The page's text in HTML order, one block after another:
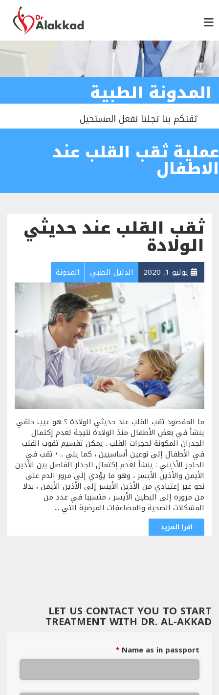
المدونة الطبية
ثقتكم بنا تجلنا نفعل المستحيل
عملية ثقب القلب عند
الاطفال
ثقب القلب عند حديثي
الولادة
يوليو 1, 2020 الدليل الطبي المدونة
ما المقصود ثقب القلب عند حديثي الولادة ؟ هو عيب خلقي
ينشأ في بعض الأطفال منذ الولادة نتيجة لعدم إكتمال
الجدران المكونة لحجرات القلب . يمكن تقسيم ثقوب القلب
في الأطفال إلى نوعين أساسيين ، كما يلي .. • ثقب في
الحاجز الأذيني : ينشأ لعدم إكتمال الجدار الفاصل بين الأذين
الأيمن والأذين الأيسر ، وهو ما يؤدي إلى مرور الدم على
نحو غير إعتيادي من الأذين الأيسر إلى الأذين الأيمن ، بدلا
من مروره إلى البطين الأيسر ، متسببا في عدد من
المشكلات الصحية والمضاعفات المرضية التي ...
اقرا المزيد
LET US CONTACT YOU TO START
TREATMENT WITH DR. AL-AKKAD
Name as in passport
*